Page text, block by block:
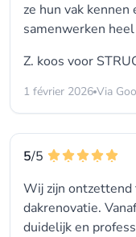
ze hun vak
samenwerken
Z. koos voor
1 février 2026 Via
5/5
Wij zijn
dakrenovatie.
duidelijk en